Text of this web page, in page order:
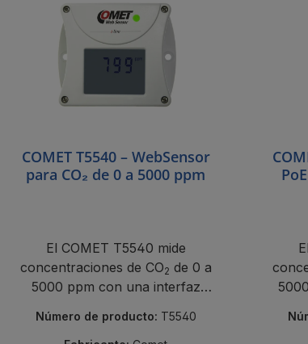
COMET T5540 – WebSensor
para CO₂ de 0 a 5000 ppm
El COMET T5540 mide
concentraciones de CO2 de 0 a
5000 ppm con una interfaz
y un sensor NDIR.
Número de producto: T5540